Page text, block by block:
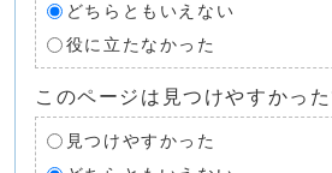
どちらともいえない
役に立たなかった
このページは見つけやすかった
見つけやすかった